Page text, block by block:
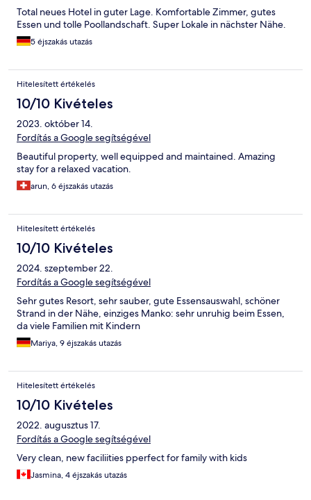
Total neues Hotel in guter Lage. Komfortable Zimmer, gutes
Essen und tolle Poollandschaft. Super Lokale in nächster Nähe.
5 éjszakás utazás
Hitelesített értékelés
10/10 Kivételes
2023. október 14.
Fordítás a Google segítségével
Beautiful property, well equipped and maintained. Amazing
stay for a relaxed vacation.
arun, 6 éjszakás utazás
Hitelesített értékelés
10/10 Kivételes
2024. szeptember 22.
Fordítás a Google segítségével
Sehr gutes Resort, sehr sauber, gute Essensauswahl, schöner
Strand in der Nähe, einziges Manko: sehr unruhig beim Essen,
da viele Familien mit Kindern
Mariya, 9 éjszakás utazás
Hitelesített értékelés
10/10 Kivételes
2022. augusztus 17.
Fordítás a Google segítségével
Very clean, new faciliities pperfect for family with kids
Jasmina, 4 éjszakás utazás